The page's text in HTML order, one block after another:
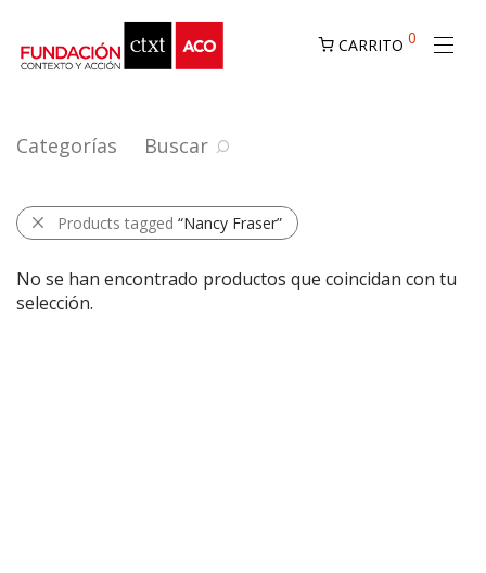
CARRITO 0
Categorías Buscar
Products tagged “Nancy Fraser”
No se han encontrado productos que coincidan con tu
selección.